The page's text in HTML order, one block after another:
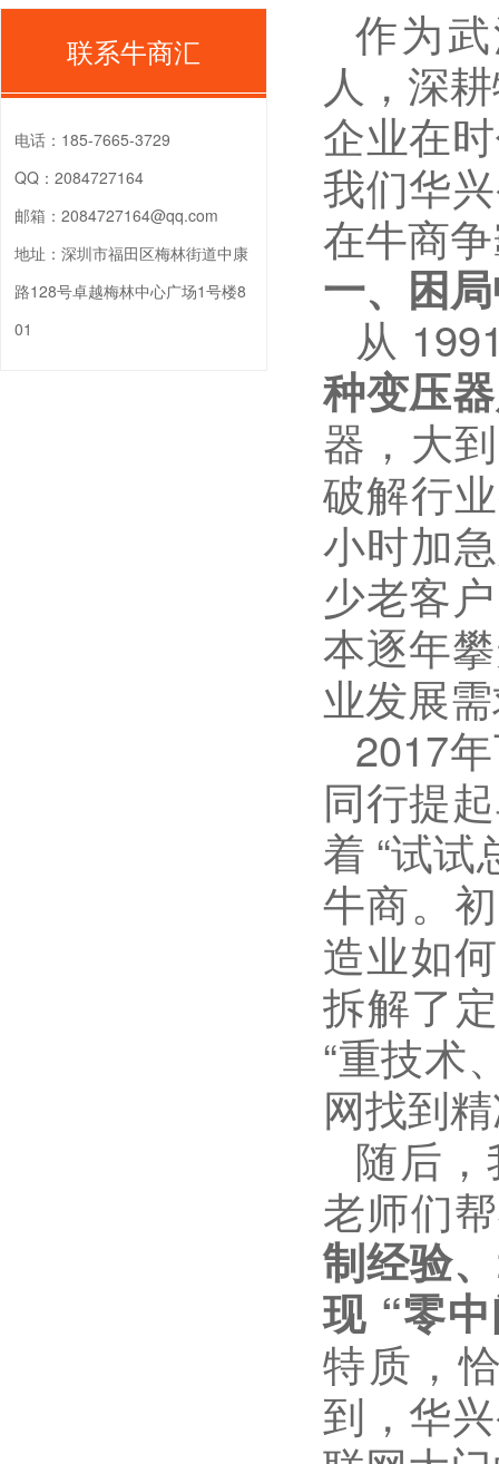
作为
人，深
企业在
我们华
在牛商
一、困
从 199
种变压
器，大到
破解行
小时加
少老客
本逐年
业发展
2017
同行提
着 “试试
牛商。
造业如
拆解了
“重技术
网找到
随后
老师们
制经验、
现 “零
特质，
到，华
联系牛商汇
电话： 185-7665-3729
QQ： 2084727164
邮箱： 2084727164@qq.com
地址： 深圳市福田区梅林街道中康
路128号卓越梅林中心广场1号楼8
01